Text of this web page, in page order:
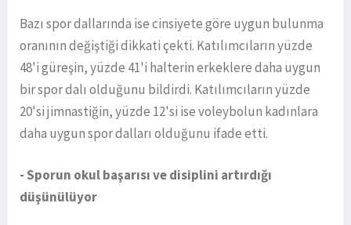
Bazı spor dallarında ise cinsiyete göre uygun bulunma
oranının değiştiği dikkati çekti. Katılımcıların yüzde
48'i güreşin, yüzde 41'i halterin erkeklere daha uygun
bir spor dalı olduğunu bildirdi. Katılımcıların yüzde
20'si jimnastiğin, yüzde 12'si ise voleybolun kadınlara
daha uygun spor dalları olduğunu ifade etti.
- Sporun okul başarısı ve disiplini artırdığı
düşünülüyor